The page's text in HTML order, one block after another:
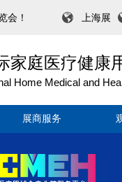
会！ 上海展
家庭医疗健康
Home Medical and
展商服务